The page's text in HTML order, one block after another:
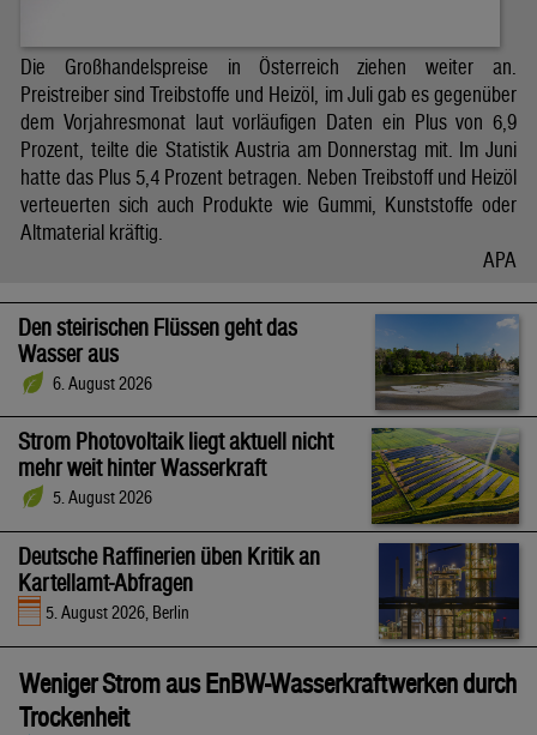
Die Großhandelspreise in Österreich ziehen weiter an.
Preistreiber sind Treibstoffe und Heizöl, im Juli gab es gegenüber
dem Vorjahresmonat laut vorläufigen Daten ein Plus von 6,9
Prozent, teilte die Statistik Austria am Donnerstag mit. Im Juni
hatte das Plus 5,4 Prozent betragen. Neben Treibstoff und Heizöl
verteuerten sich auch Produkte wie Gummi, Kunststoffe oder
Altmaterial kräftig.
APA
Den steirischen Flüssen geht das
Wasser aus
6. August 2026
Strom Photovoltaik liegt aktuell nicht
mehr weit hinter Wasserkraft
5. August 2026
Deutsche Raffinerien üben Kritik an
Kartellamt-Abfragen
5. August 2026, Berlin
Weniger Strom aus EnBW-Wasserkraftwerken durch
Trockenheit